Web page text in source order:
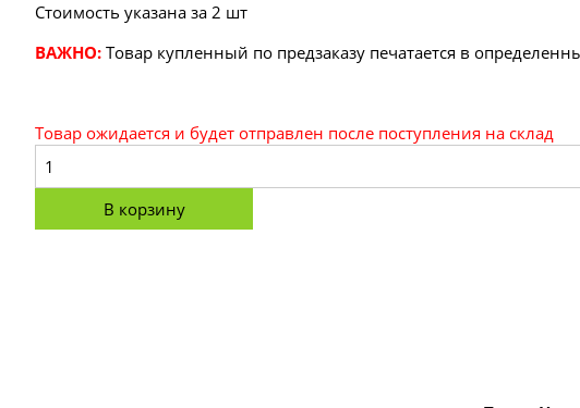
Стоимость указана за 2 шт
ВАЖНО: Товар купленный по предзаказу печатается в
Товар ожидается и будет отправлен после поступления на склад
В корзину